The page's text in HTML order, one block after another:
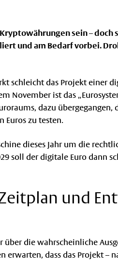
sein – doch
und am Bedarf vorbei.
schleicht das Projekt einer
November ist das
dazu übergegangen,
Euros zu testen.
dieses Jahr um die
soll der digitale Euro dann
und
über die wahrscheinliche
dass das Projekt –